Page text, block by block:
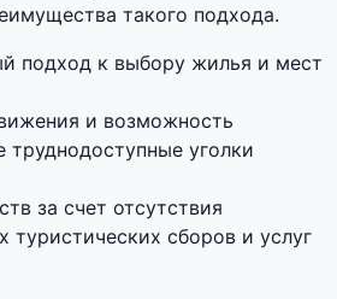
такого подхода.
подход к выбору жилья и мест
и возможность
труднодоступные уголки
за счет отсутствия
туристических сборов и услуг